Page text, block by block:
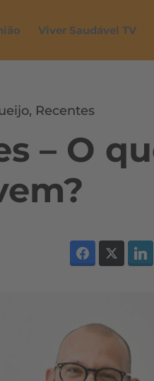
Viver Saudável TV
, Recentes
– O